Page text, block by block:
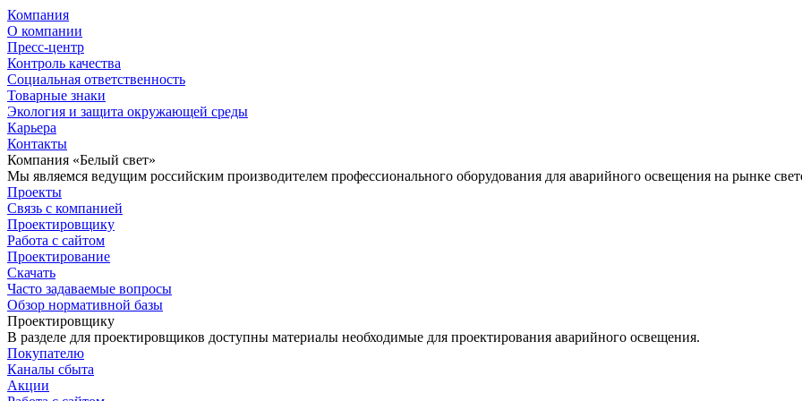
Компания
О компании
Пресс-центр
Контроль качества
Социальная ответственность
Товарные знаки
Экология и защита окружающей среды
Карьера
Контакты
Компания «Белый свет»
Мы являемся ведущим российским производителем профессионального оборудования для аварийного освещения на рынке
Проекты
Связь с компанией
Проектировщику
Работа с сайтом
Проектирование
Скачать
Часто задаваемые вопросы
Обзор нормативной базы
Проектировщику
В разделе для проектировщиков доступны материалы необходимые для проектирования аварийного освещения.
Покупателю
Каналы сбыта
Акции